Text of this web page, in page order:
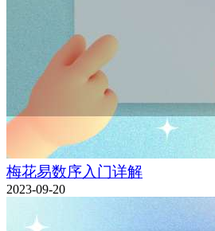
梅花易数序入门详解
2023-09-20